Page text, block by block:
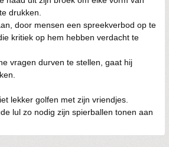
drukken.
door mensen een spreekverbod op te
kritiek op hem hebben verdacht te
vragen durven te stellen, gaat hij
lekker golfen met zijn vriendjes.
lul zo nodig zijn spierballen tonen aan